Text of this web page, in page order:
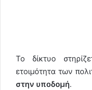
Το δίκτυο
ετοιμότητα των
στην υποδομή.